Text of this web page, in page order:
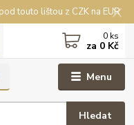
touto lištou z CZK na EUR
Menu
Hledat
0 ks
za 0 Kč